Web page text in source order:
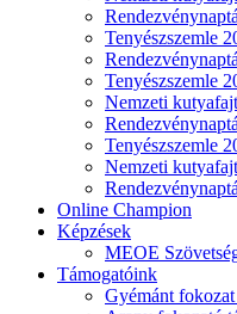
Tenyészszemle
Tenyészszemle
Nemzeti
Tenyészszemle
Nemzeti
Online Champion
Képzések
MEOE
Támogatóink
Gyémánt